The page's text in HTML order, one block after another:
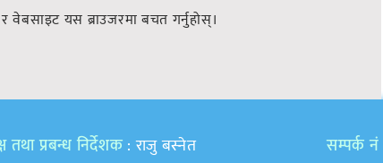
वेबसाइट यस ब्राउजरमा बचत गर्नुहोस्।
तथा प्रबन्ध निर्देशक : राजु बस्नेत
सम्पर्क नं